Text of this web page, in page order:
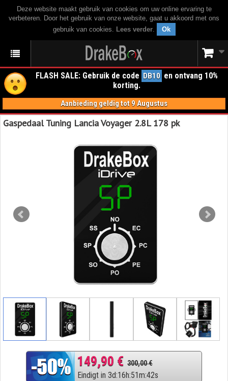
Deze website maakt gebruik van cookies om uw online ervaring te
verbeteren. Door het gebruik van onze website, gaat u akkoord met ons
gebruik van cookies. Lees verder. Ok
FLASH SALE: Gebruik de code DB10 en ontvang 10%
korting.
Aanbieding geldig tot 9 Augustus
Gaspedaal Tuning Lancia Voyager 2.8L 178 pk
149,90 € 300,00 €
Eindigt in 3d:16h:51m:41s